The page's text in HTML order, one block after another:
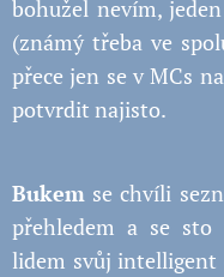
bohužel nevím,
(známý třeba ve
přece jen se v MCs
potvrdit najisto.
Bukem se chvíli
přehledem a se sto
lidem svůj intelligent